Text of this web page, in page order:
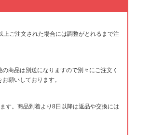
ご注文された場合には調整がとれるまで注
商品は別送になりますので別々にご注文く
願いしております。
す。商品到着より8日以降は返品や交換には